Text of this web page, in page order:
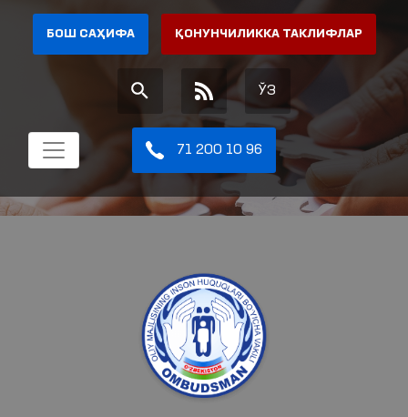
БОШ САҲИФА ҚОНУНЧИЛИККА ТАКЛИФЛАР
ЎЗ
71 200 10 96